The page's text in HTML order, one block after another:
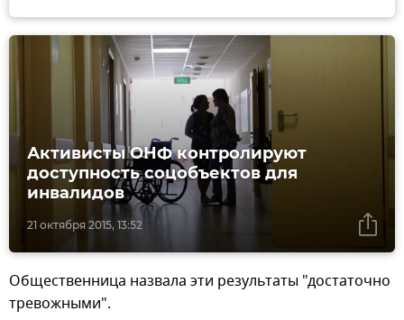
21 октября 2015, 13:52
Активисты ОНФ контролируют
доступность соцобъектов для
инвалидов
Общественница назвала эти результаты "достаточно
тревожными".